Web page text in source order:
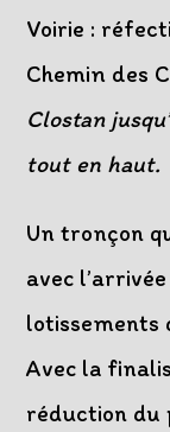
Voirie :
Chemin des
Clostan
tout en haut.
Un tronçon
avec
lotissements
Avec la
réduction du